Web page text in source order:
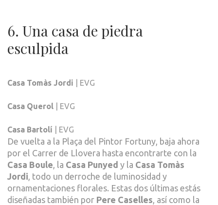
6. Una casa de piedra
esculpida
Casa Tomàs Jordi | EVG
Casa Querol | EVG
Casa Bartolí | EVG
De vuelta a la Plaça del Pintor Fortuny, baja ahora
por el Carrer de Llovera hasta encontrarte con la
Casa Boule , la Casa Punyed y la Casa Tomàs
Jordi , todo un derroche de luminosidad y
ornamentaciones florales. Estas dos últimas estás
diseñadas también por Pere Caselles , así como la